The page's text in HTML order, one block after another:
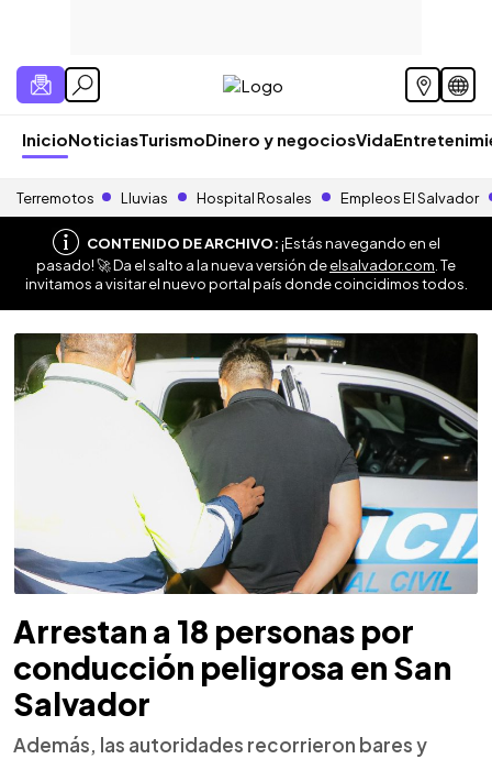
InicioNoticiasTurismoDinero y negociosVida
Terremotos Lluvias Hospital Rosales Empleos El Salvador
CONTENIDO DE ARCHIVO:¡Estás navegando en el
pasado! 🚀 Da el salto a la nueva versión deelsalvador.com . Te
invitamos a visitar el nuevo portal país donde coincidimos todos.
Arrestan a 18 personas por
conducción peligrosa en San
Salvador
Además, las autoridades recorrieron bares y